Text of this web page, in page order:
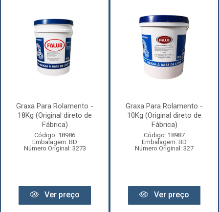
Graxa Para Rolamento -
18Kg (Original direto de
Fábrica)
Código: 18986
Embalagem: BD
Número Original: 3273
Ver preço
Graxa Para Rolamento -
10Kg (Original direto de
Fábrica)
Código: 18987
Embalagem: BD
Número Original: 327
Ver preço